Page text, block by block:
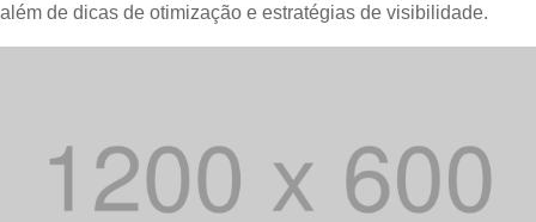
além de dicas de otimização e estratégias de visibilidade.